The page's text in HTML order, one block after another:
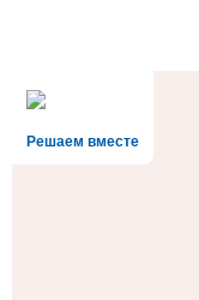
Решаем вместе